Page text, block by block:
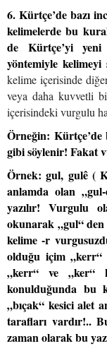
6. Kürtçe’de bazı
kelimelerde bu
de Kürtçe’yi
yöntemiyle kelimeyi
kelime içerisinde
veya daha kuvvetli
içerisindeki vurgulu
Örneğin: Kürtçe’de
gibi söylenir! Fakat
Örnek: gul, gulê (
anlamda olan
yazılır! Vurgulu
okunarak „gul“ den
kelime -r
olduğu içim „kerr“
„kerr“ ve „ker“
konulduğunda bu
„bıçak“ kesici alet
tarafları vardır!..
zaman olarak bu